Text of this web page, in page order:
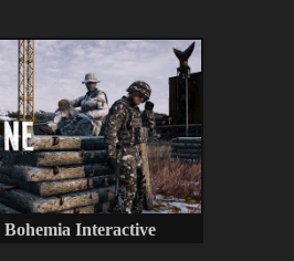
Bohemia Interactive